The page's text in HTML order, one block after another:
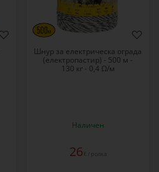
Шнур за електрическа ограда
(електропастир) - 500 м -
130 кг - 0,4 Ω/м
Наличен
26 € / ролка